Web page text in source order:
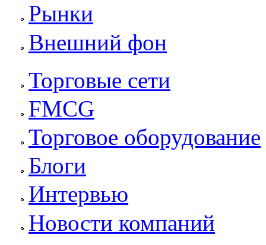
Рынки
Внешний фон
Торговые сети
FMCG
Торговое оборудование
Блоги
Интервью
Новости компаний